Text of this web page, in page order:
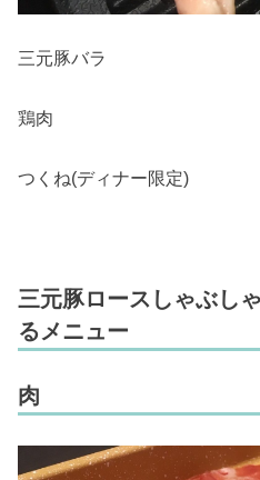
三元豚バラ
鶏肉
つくね(ディナー限定)
三元豚ロースしゃぶし
るメニュー
肉